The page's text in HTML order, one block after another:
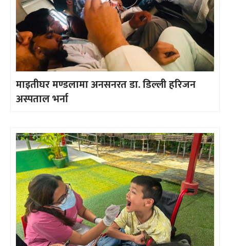
माइतीघर मण्डलामा अनसनरत डा. डिल्ली हरिजन
अस्पताल भर्ना